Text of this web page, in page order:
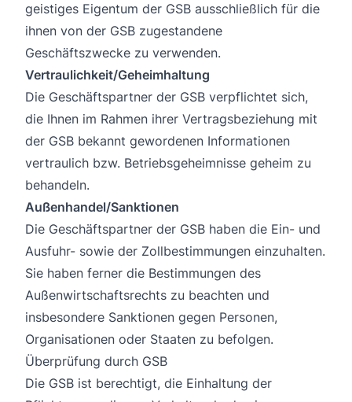
geistiges Eigentum der GSB ausschließlich für die
ihnen von der GSB zugestandene
Geschäftszwecke zu verwenden.
Vertraulichkeit/Geheimhaltung
Die Geschäftspartner der GSB verpflichtet sich,
die Ihnen im Rahmen ihrer Vertragsbeziehung mit
der GSB bekannt gewordenen Informationen
vertraulich bzw. Betriebsgeheimnisse geheim zu
behandeln.
Außenhandel/Sanktionen
Die Geschäftspartner der GSB haben die Ein- und
Ausfuhr- sowie der Zollbestimmungen einzuhalten.
Sie haben ferner die Bestimmungen des
Außenwirtschaftsrechts zu beachten und
insbesondere Sanktionen gegen Personen,
Organisationen oder Staaten zu befolgen.
Überprüfung durch GSB
Die GSB ist berechtigt, die Einhaltung der